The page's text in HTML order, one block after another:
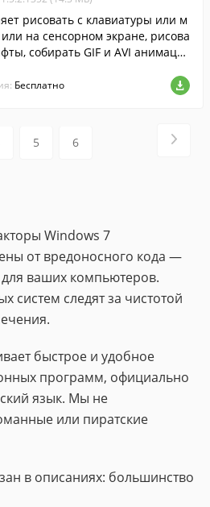
рисовать с клавиатуры или м
на сенсорном экране, рисова
собирать GIF и AVI анимаци
Бесплатно
5 6
Windows 7
от вредоносного кода —
для ваших компьютеров.
систем следят за чистотой
быстрое и удобное
программ, официально
язык. Мы не
или пиратские
в описаниях: большинство